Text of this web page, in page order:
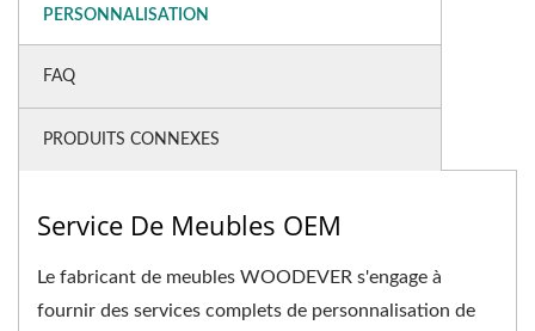
PERSONNALISATION
FAQ
PRODUITS CONNEXES
Service De Meubles OEM
Le fabricant de meubles WOODEVER s'engage à
fournir des services complets de personnalisation de